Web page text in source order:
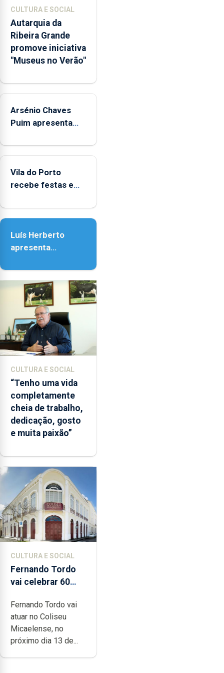
integrados
na
Rede
Municipal
de
aos
durante
o
de
entre
as
e
as
18h00.
CULTURA E SOCIAL
Autarquia da
Ribeira Grande
promove iniciativa
"Museus no Verão"
Arsénio Chaves
Puim apresenta
de Vila do Porto
Vila do Porto
recebe festas em
Senhora da
Luís Herberto
apresenta
Paisagem’
CULTURA E SOCIAL
“Tenho uma vida
completamente
cheia de trabalho,
dedicação, gosto
e muita paixão”
CULTURA E SOCIAL
Fernando Tordo
vai celebrar 60
no Coliseu
Micaelense
Fernando Tordo vai
atuar no Coliseu
Micaelense, no
próximo dia 13 de...